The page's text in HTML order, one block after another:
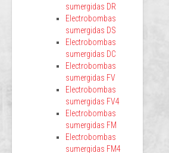
sumergidas DR
Electrobombas
sumergidas DS
Electrobombas
sumergidas DC
Electrobombas
sumergidas FV
Electrobombas
sumergidas FV4
Electrobombas
sumergidas FM
Electrobombas
sumergidas FM4